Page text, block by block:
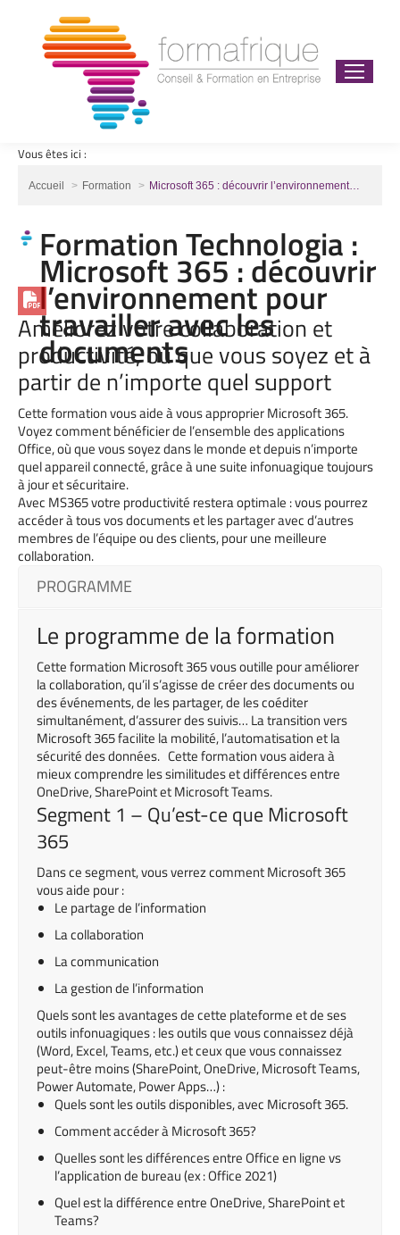
Vous êtes ici :
Vous êtes ici :
Accueil Formation Microsoft 365 : découvrir l’environnement…
Formation Technologia :
Microsoft 365 : découvrir
l’environnement pour
travailler avec les
documents
Améliorez votre collaboration et
productivité, où que vous soyez et à
partir de n’importe quel support
Cette formation vous aide à vous approprier Microsoft 365.
Voyez comment bénéficier de l’ensemble des applications
Office, où que vous soyez dans le monde et depuis n’importe
quel appareil connecté, grâce à une suite infonuagique toujours
à jour et sécuritaire.
Avec MS365 votre productivité restera optimale : vous pourrez
accéder à tous vos documents et les partager avec d’autres
membres de l’équipe ou des clients, pour une meilleure
collaboration.
PROGRAMME
Le programme de la formation
Cette formation Microsoft 365 vous outille pour améliorer
la collaboration, qu’il s’agisse de créer des documents ou
des événements, de les partager, de les coéditer
simultanément, d’assurer des suivis… La transition vers
Microsoft 365 facilite la mobilité, l’automatisation et la
sécurité des données. Cette formation vous aidera à
mieux comprendre les similitudes et différences entre
OneDrive, SharePoint et Microsoft Teams.
Segment 1 – Qu’est-ce que Microsoft
365
Dans ce segment, vous verrez comment Microsoft 365
vous aide pour :
Le partage de l’information
La collaboration
La communication
La gestion de l’information
Quels sont les avantages de cette plateforme et de ses
outils infonuagiques : les outils que vous connaissez déjà
(Word, Excel, Teams, etc.) et ceux que vous connaissez
peut-être moins (SharePoint, OneDrive, Microsoft Teams,
Power Automate, Power Apps…) :
Quels sont les outils disponibles, avec Microsoft 365.
Comment accéder à Microsoft 365?
Quelles sont les différences entre Office en ligne vs
l’application de bureau (ex : Office 2021)
Quel est la différence entre OneDrive, SharePoint et
Teams?